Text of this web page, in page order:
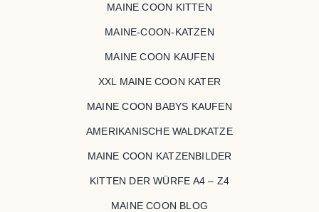
MAINE COON KITTEN
MAINE-COON-KATZEN
MAINE COON KAUFEN
XXL MAINE COON KATER
MAINE COON BABYS KAUFEN
AMERIKANISCHE WALDKATZE
MAINE COON KATZENBILDER
KITTEN DER WÜRFE A4 – Z4
MAINE COON BLOG